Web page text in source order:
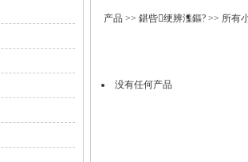
产品 >> 鍖呰绠辨潗鏂? >> 所有
没有任何产品